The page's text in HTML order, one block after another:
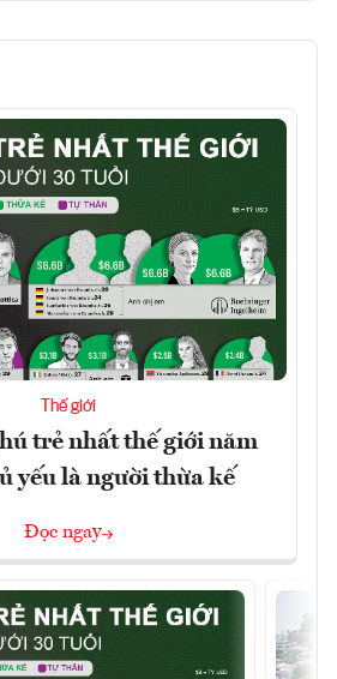
Thế giới
trẻ nhất thế giới năm
yếu là người thừa kế
Đọc ngay